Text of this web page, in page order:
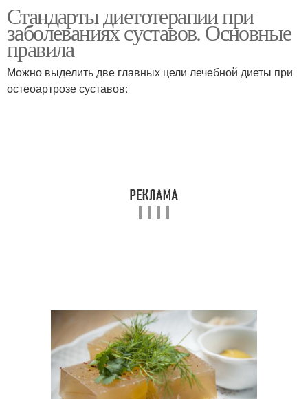
Стандарты диетотерапии при
заболеваниях суставов. Основные
правила
Можно выделить две главных цели лечебной диеты при
остеоартрозе суставов: